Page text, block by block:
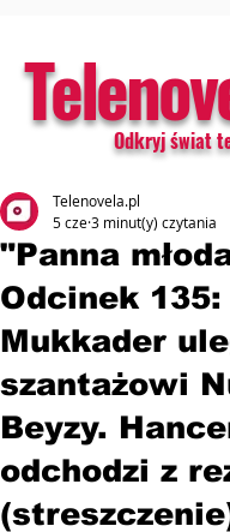
Odkryj świat
"Panna
Odcinek 135:
Mukkader
szantażowi
Beyzy.
odchodzi z
Telenovela.pl
5 cze3 minut(y) czytania